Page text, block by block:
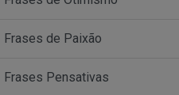
Frases de Paixão
Frases Pensativas